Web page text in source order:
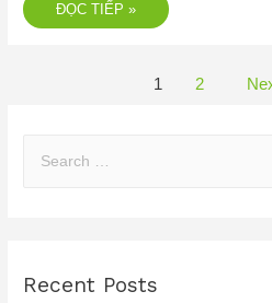
ĐỌC TIẾP »
1 2
Recent Posts